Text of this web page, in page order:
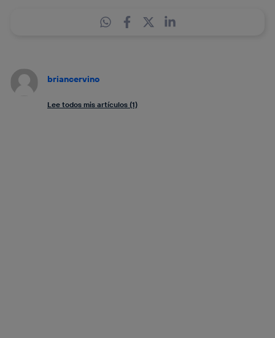
briancervino
Lee todos mis artículos (1)